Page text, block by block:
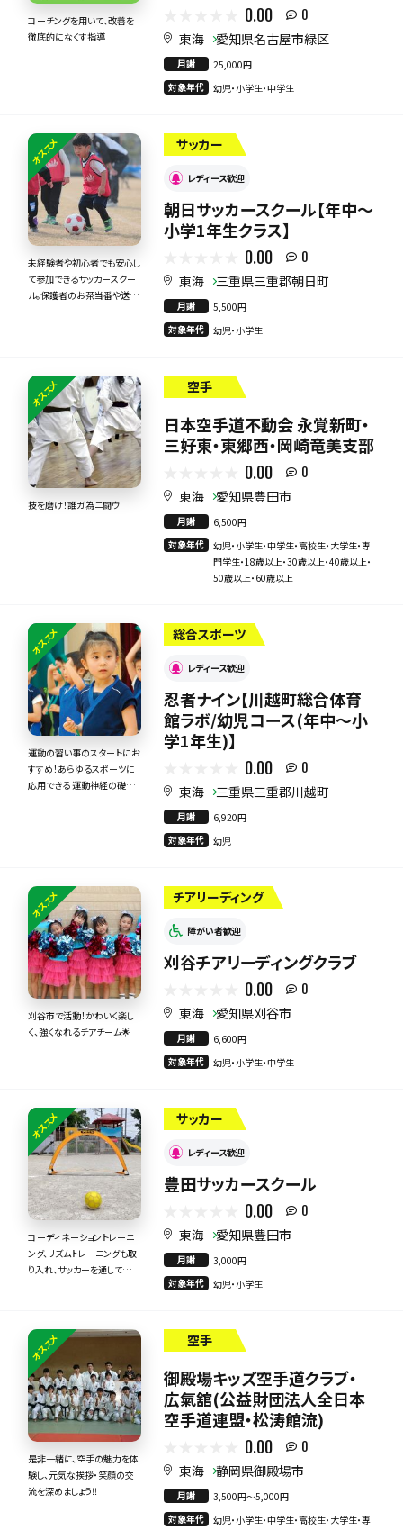
コーチングを用いて、改善を
徹底的になくす指導
0.00 0
東海 愛知県名古屋市緑区
月謝
25,000円
対象年代
幼児・小学生・中学生
オススメ
未経験者や初心者でも安心し
て参加できるサッカースクー
ル。保護者のお茶当番や送迎
サッカー
レディース歓迎
朝日サッカースクール【年中～
小学1年生クラス】
0.00 0
東海 三重県三重郡朝日町
月謝
5,500円
対象年代
幼児・小学生
オススメ
技を磨け！誰ガ為ニ闘ウ
空手
日本空手道不動会 永覚新町・
三好東・東郷西・岡崎竜美支部
0.00 0
東海 愛知県豊田市
月謝
6,500円
対象年代
幼児・小学生・中学生・高校生・大学生・専
門学生・18歳以上・30歳以上・40歳以上・
50歳以上・60歳以上
オススメ
運動の習い事のスタートにお
すすめ！あらゆるスポーツに
応用できる 運動神経の礎を
総合スポーツ
レディース歓迎
忍者ナイン【川越町総合体育
館ラボ/幼児コース(年中～小
学1年生)】
0.00 0
東海 三重県三重郡川越町
月謝
6,920円
対象年代
幼児
オススメ
刈谷市で活動！かわいく楽し
く、強くなれるチアチーム🌟
チアリーディング
障がい者歓迎
刈谷チアリーディングクラブ
0.00 0
東海 愛知県刈谷市
月謝
6,600円
対象年代
幼児・小学生・中学生
オススメ
コーディネーショントレーニ
ング、リズムトレーニングも取
り入れ、サッカーを通して運動
サッカー
レディース歓迎
豊田サッカースクール
0.00 0
東海 愛知県豊田市
月謝
3,000円
対象年代
幼児・小学生
オススメ
是非一緒に、空手の魅力を体
験し、元気な挨拶・笑顔の交
流を深めましょう‼️
空手
御殿場キッズ空手道クラブ・
広氣舘(公益財団法人全日本
空手道連盟・松涛館流)
0.00 0
東海 静岡県御殿場市
月謝
3,500円〜5,000円
対象年代
幼児・小学生・中学生・高校生・大学生・専